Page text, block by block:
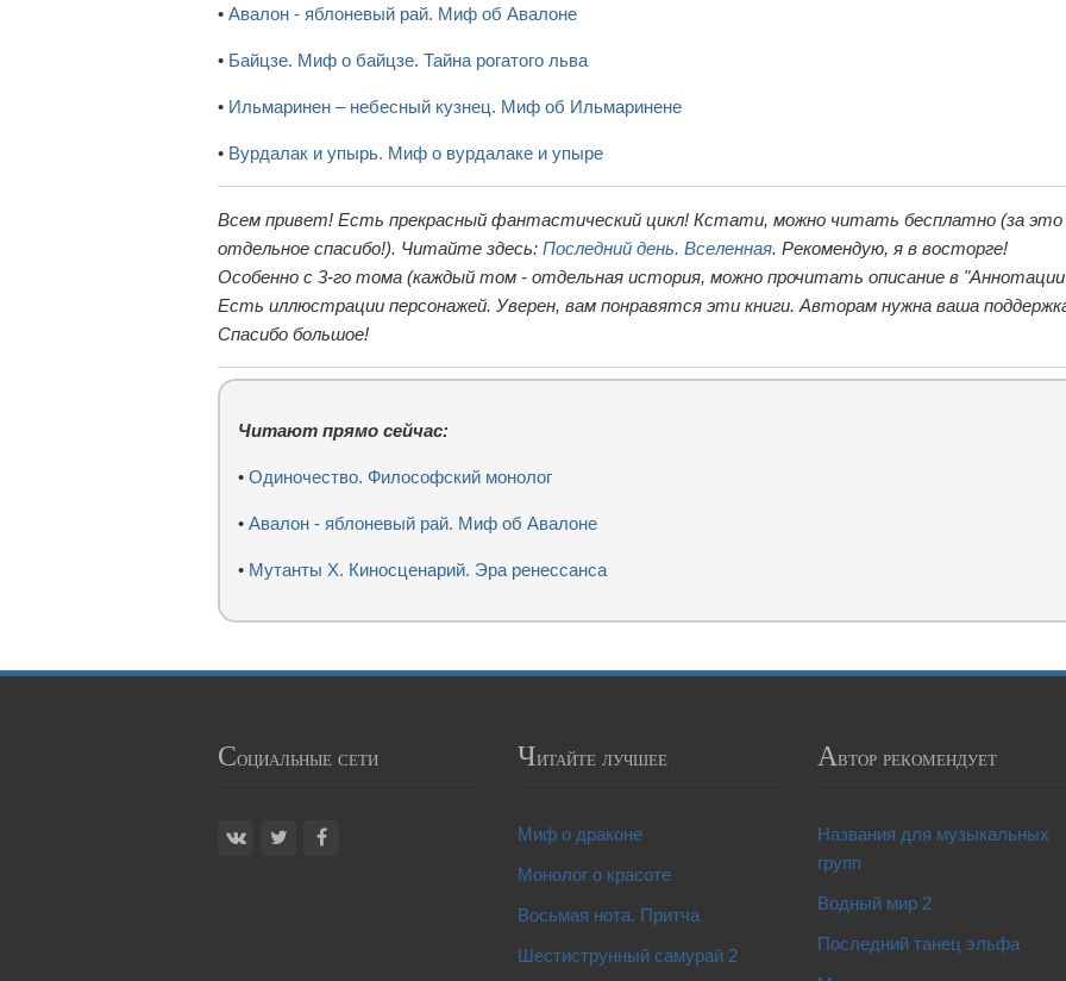
• Авалон - яблоневый рай. Миф об Авалоне
• Байцзе. Миф о байцзе. Тайна рогатого льва
• Ильмаринен – небесный кузнец. Миф об Ильмаринене
• Вурдалак и упырь. Миф о вурдалаке и упыре
Всем привет! Есть прекрасный фантастический цикл! Кстати, можно читать бесплатно (за это
отдельное спасибо!). Читайте здесь: Последний день. Вселенная. Рекомендую, я в восторге!
Особенно с 3-го тома (каждый том - отдельная история, можно прочитать описание в
Есть иллюстрации персонажей. Уверен, вам понравятся эти книги. Авторам нужна ваша
Спасибо большое!
Читают прямо сейчас:
• Одиночество. Философский монолог
• Авалон - яблоневый рай. Миф об Авалоне
• Мутанты Х. Киносценарий. Эра ренессанса
Социальные сети Читайте лучшее
Миф о драконе
Монолог о красоте
Восьмая нота. Притча
Шестиструнный самурай 2
Автор рекомендует
Названия для музыкальных
групп
Водный мир 2
Последний танец эльфа